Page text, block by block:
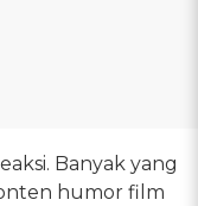
Banyak yang
humor film